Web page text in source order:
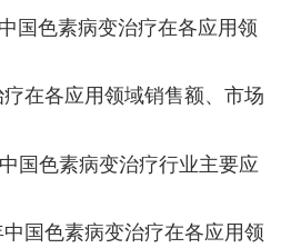
国色素病变治疗在各应用领
在各应用领域销售额、市场
国色素病变治疗行业主要应
国色素病变治疗在各应用领